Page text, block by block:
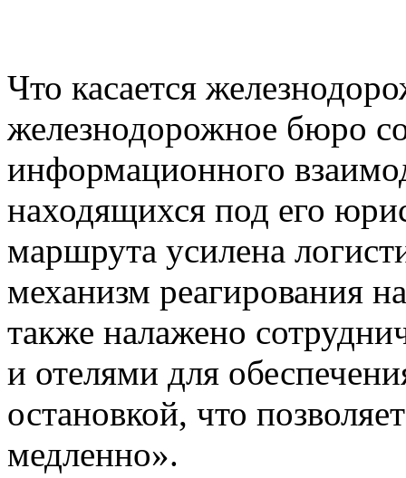
Что касается
железнодорожное бюро
информационного
находящихся под его
маршрута усилена
механизм реагирования
также налажено
и отелями для
остановкой, что
медленно».